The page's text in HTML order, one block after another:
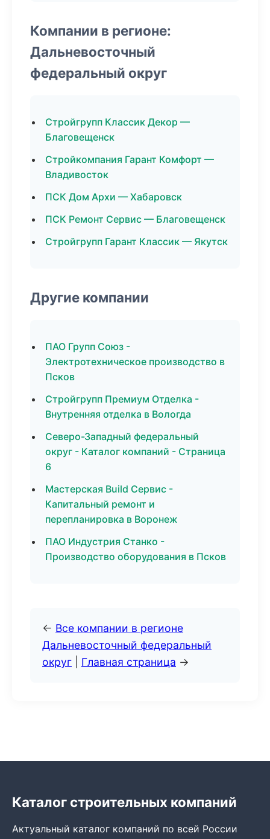
Компании в регионе:
Дальневосточный
федеральный округ
Стройгрупп Классик Декор —
Благовещенск
Стройкомпания Гарант Комфорт —
Владивосток
ПСК Дом Архи — Хабаровск
ПСК Ремонт Сервис — Благовещенск
Стройгрупп Гарант Классик — Якутск
Другие компании
ПАО Групп Союз -
Электротехническое производство в
Псков
Стройгрупп Премиум Отделка -
Внутренняя отделка в Вологда
Северо-Западный федеральный
округ - Каталог компаний - Страница
6
Мастерская Build Сервис -
Капитальный ремонт и
перепланировка в Воронеж
ПАО Индустрия Станко -
Производство оборудования в Псков
← Все компании в регионе
Дальневосточный федеральный
округ
Главная страница →
Каталог строительных компаний
Актуальный каталог компаний по всей России